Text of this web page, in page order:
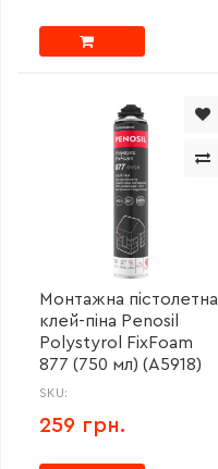
Монтажна пістолетна
клей-піна Penosil
Polystyrol FixFoam
877 (750 мл) (A5918)
SKU:
259 грн.